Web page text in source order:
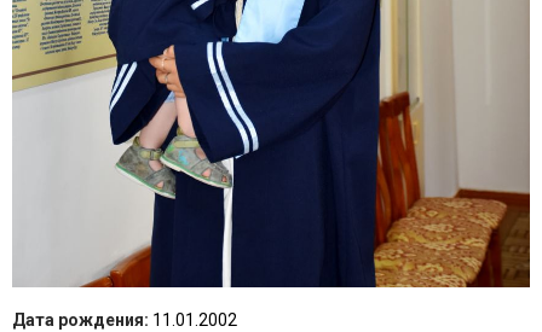
Дата рождения: 11.01.2002